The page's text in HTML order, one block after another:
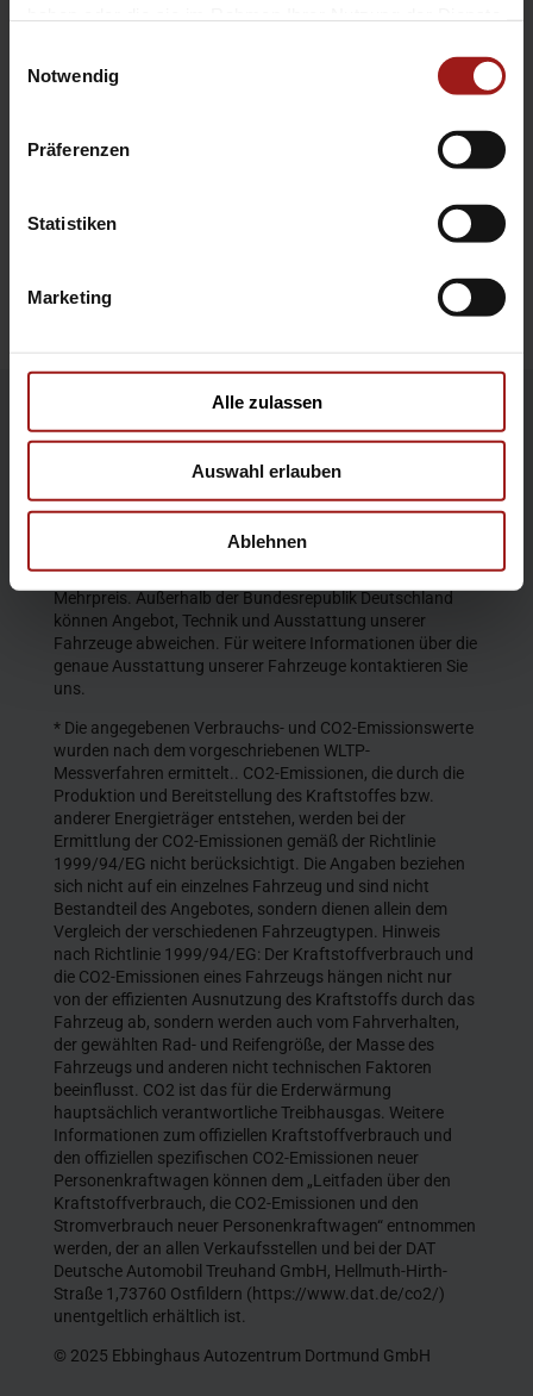
Notwendig
Präferenzen
Statistiken
Marketing
Alle zulassen
Auswahl erlauben
Ablehnen
Ebbinghaus in Unna
Garantie
Die Produktbeschreibungen und Abbildungen enthalten
teilweise auch Sonderausstattungen, die nicht zum
entspricht dem Stand bei Veröffentlichung. Wir behalten
Die abgebildeten Farben geben den wirklichen Farbton nur
annähernd wieder. Gezeigte Sonderausstattungen gegen
Mehrpreis. Außerhalb der Bundesrepublik Deutschland
können Angebot, Technik und Ausstattung unserer
Fahrzeuge abweichen. Für weitere Informationen über die
genaue Ausstattung unserer Fahrzeuge kontaktieren Sie
uns.
* Die angegebenen Verbrauchs- und CO2-Emissionswerte
wurden nach dem vorgeschriebenen WLTP-
Messverfahren ermittelt.. CO2-Emissionen, die durch die
Produktion und Bereitstellung des Kraftstoffes bzw.
anderer Energieträger entstehen, werden bei der
Ermittlung der CO2-Emissionen gemäß der Richtlinie
1999/94/EG nicht berücksichtigt. Die Angaben beziehen
sich nicht auf ein einzelnes Fahrzeug und sind nicht
Bestandteil des Angebotes, sondern dienen allein dem
Vergleich der verschiedenen Fahrzeugtypen. Hinweis
nach Richtlinie 1999/94/EG: Der Kraftstoffverbrauch und
die CO2-Emissionen eines Fahrzeugs hängen nicht nur
von der effizienten Ausnutzung des Kraftstoffs durch das
Fahrzeug ab, sondern werden auch vom Fahrverhalten,
der gewählten Rad- und Reifengröße, der Masse des
Fahrzeugs und anderen nicht technischen Faktoren
beeinflusst. CO2 ist das für die Erderwärmung
hauptsächlich verantwortliche Treibhausgas. Weitere
Informationen zum offiziellen Kraftstoffverbrauch und
den offiziellen spezifischen CO2-Emissionen neuer
Personenkraftwagen können dem „Leitfaden über den
Kraftstoffverbrauch, die CO2-Emissionen und den
Stromverbrauch neuer Personenkraftwagen“ entnommen
werden, der an allen Verkaufsstellen und bei der DAT
Deutsche Automobil Treuhand GmbH, Hellmuth-Hirth-
Straße 1,73760 Ostfildern (https://www.dat.de/co2/)
unentgeltlich erhältlich ist.
© 2025 Ebbinghaus Autozentrum Dortmund GmbH